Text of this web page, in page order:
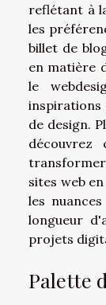
reflétant à
les
billet de
en matière
le
inspirations
de design.
découvrez
sites web
les
longueur
projets
Palette